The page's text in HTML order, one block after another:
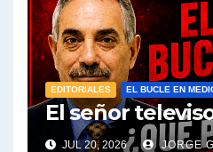
EDITORIALES EL BUCLE EN
El señor
JUL 20, 2026 JORGE